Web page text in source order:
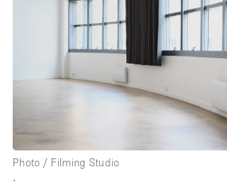
Photo / Filming Studio
∙